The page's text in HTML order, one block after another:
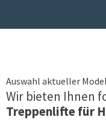
Auswahl aktueller
Wir bieten Ihnen
Treppenlifte für